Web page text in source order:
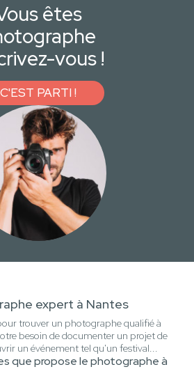
êtes
vous !
C'EST PARTI !
expert à Nantes
trouver un photographe qualifié à
besoin de documenter un projet de
un événement tel qu'un festival...
que propose le photographe à